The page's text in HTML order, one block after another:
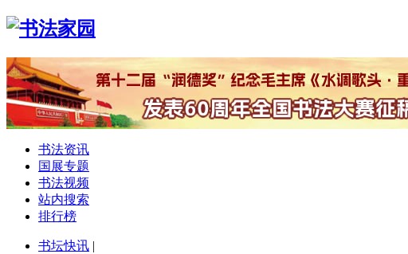
书法资讯
国展专题
书法视频
站内搜索
排行榜
书坛快讯 |